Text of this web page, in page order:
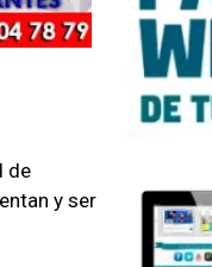
de
y ser